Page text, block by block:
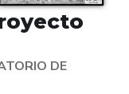
DE